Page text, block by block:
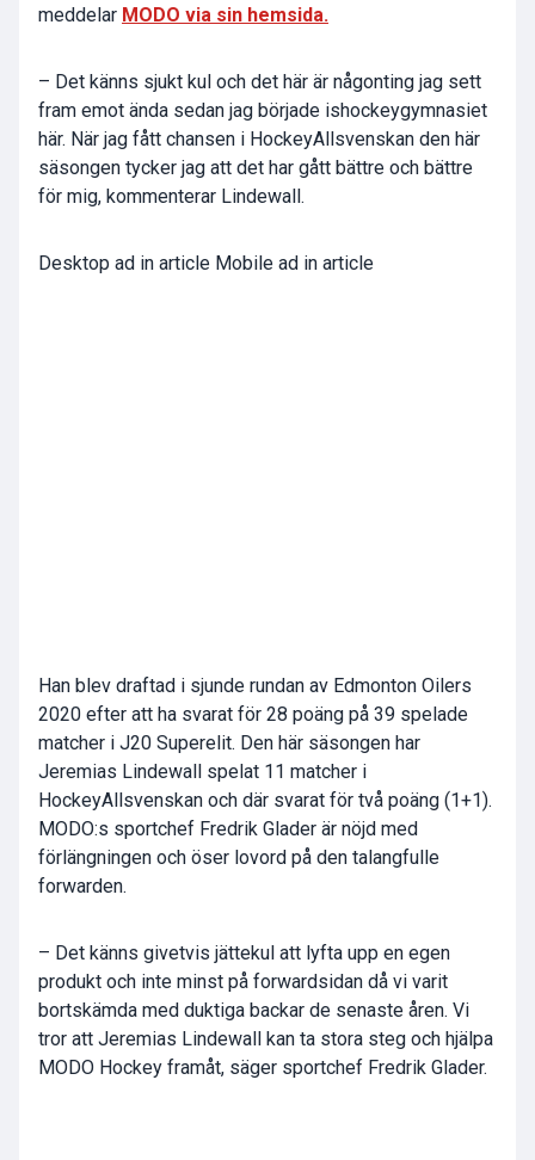
meddelar MODO via sin hemsida.
– Det känns sjukt kul och det här är någonting jag sett
fram emot ända sedan jag började ishockeygymnasiet
här. När jag fått chansen i HockeyAllsvenskan den här
säsongen tycker jag att det har gått bättre och bättre
för mig, kommenterar Lindewall.
Desktop ad in article Mobile ad in article
Han blev draftad i sjunde rundan av Edmonton Oilers
2020 efter att ha svarat för 28 poäng på 39 spelade
matcher i J20 Superelit. Den här säsongen har
Jeremias Lindewall spelat 11 matcher i
HockeyAllsvenskan och där svarat för två poäng (1+1).
MODO:s sportchef Fredrik Glader är nöjd med
förlängningen och öser lovord på den talangfulle
forwarden.
– Det känns givetvis jättekul att lyfta upp en egen
produkt och inte minst på forwardsidan då vi varit
bortskämda med duktiga backar de senaste åren. Vi
tror att Jeremias Lindewall kan ta stora steg och hjälpa
MODO Hockey framåt, säger sportchef Fredrik Glader.